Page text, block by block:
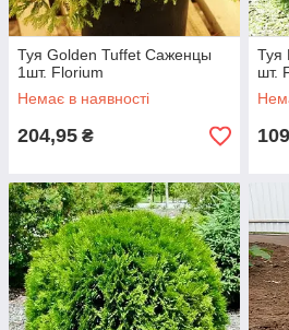
Туя Golden Tuffet Саженцы
1шт. Florium
Немає в наявності
204,95 ₴
Туя
шт.